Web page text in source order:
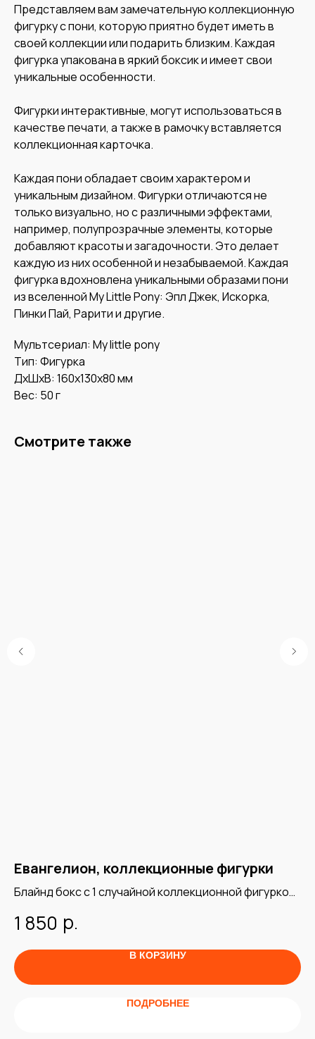
Представляем вам замечательную коллекционную
фигурку с пони, которую приятно будет иметь в
своей коллекции или подарить близким. Каждая
фигурка упакована в яркий боксик и имеет свои
уникальные особенности.
Фигурки интерактивные, могут использоваться в
качестве печати, а также в рамочку вставляется
коллекционная карточка.
Каждая пони обладает своим характером и
уникальным дизайном. Фигурки отличаются не
только визуально, но с различными эффектами,
например, полупрозрачные элементы, которые
добавляют красоты и загадочности. Это делает
каждую из них особенной и незабываемой. Каждая
фигурка вдохновлена уникальными образами пони
из вселенной My Little Pony: Эпл Джек, Искорка,
Пинки Пай, Рарити и другие.
Мультсериал: My little pony
Тип: Фигурка
ДxШxВ: 160x130x80 мм
Вес: 50 г
Смотрите также
Евангелион, коллекционные фигурки
Блайнд бокс с 1 случайной коллекционной фигуркой
1 850 р.
В КОРЗИНУ
ПОДРОБНЕЕ